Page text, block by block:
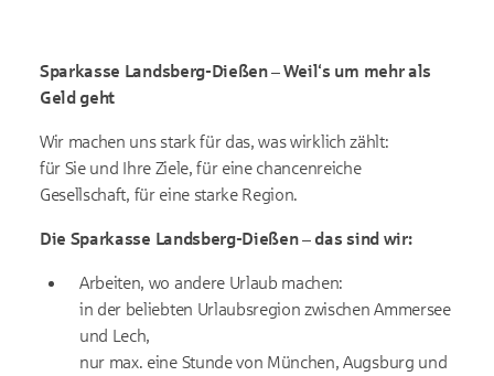
Sparkasse Landsberg-Dießen – Weil‘s um mehr als
Geld geht
Wir machen uns stark für das, was wirklich zählt:
für Sie und Ihre Ziele, für eine chancenreiche
Gesellschaft, für eine starke Region.
Die Sparkasse Landsberg-Dießen – das sind wir:
Arbeiten, wo andere Urlaub machen:
in der beliebten Urlaubsregion zwischen Ammersee
und Lech,
nur max. eine Stunde von München, Augsburg und